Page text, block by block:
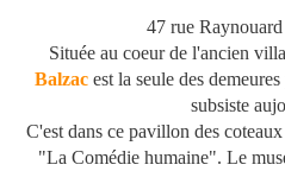
47 rue
Située au coeur de l'ancien
Balzacest la seule des
subsiste
C'est dans ce pavillon des
"La Comédie humaine". Le